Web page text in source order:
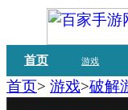
首页 游戏
首页> 游戏>破解